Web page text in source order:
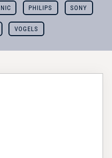
PHILIPS SONY
VOGELS